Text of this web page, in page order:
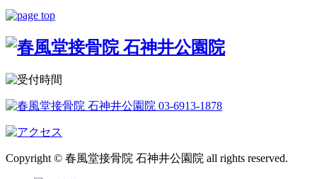
Copyright © 春風堂接骨院 石神井公園院 all rights reserved.